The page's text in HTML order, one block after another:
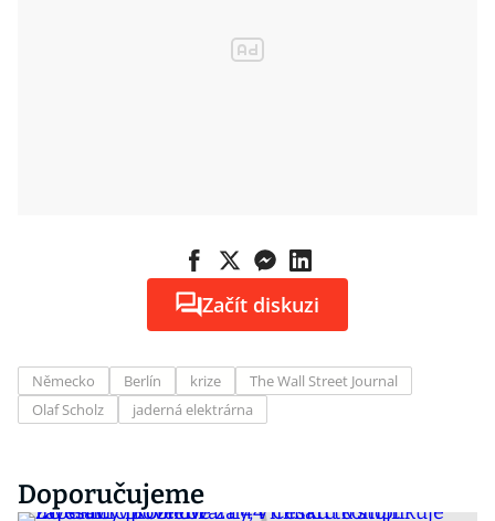
Začít diskuzi
Německo Berlín krize
The Wall Street Journal
Olaf Scholz
jaderná elektrárna
Doporučujeme